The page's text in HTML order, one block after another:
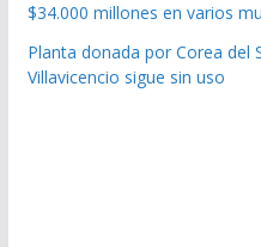
$34.000 millones en varios
Planta donada por Corea del
Villavicencio sigue sin uso